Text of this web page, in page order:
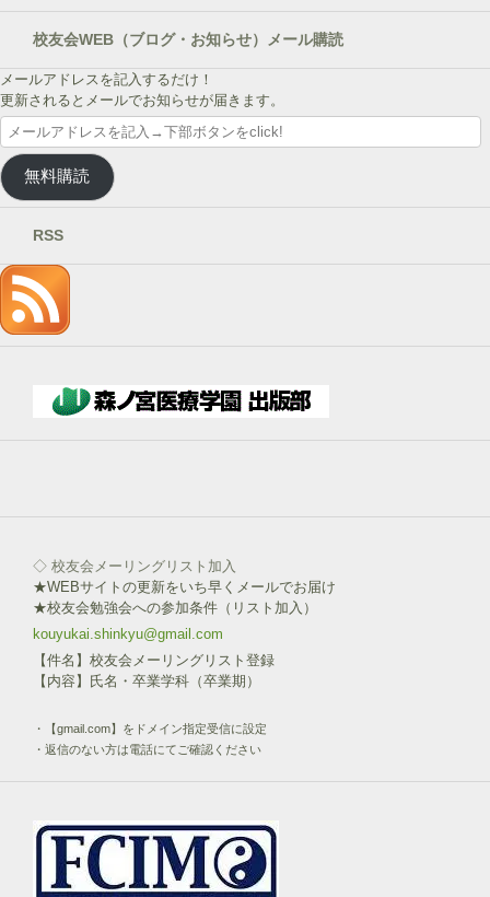
校友会WEB（ブログ・お知らせ）メール購読
メールアドレスを記入するだけ！
更新されるとメールでお知らせが届きます。
メ
ー
ル
ア
ド
を
記
入
→
ン
無料購読
RSS
◇ 校友会メーリングリスト加入
★WEBサイトの更新をいち早くメールでお届け
★校友会勉強会への参加条件（リスト加入）
kouyukai.shinkyu@gmail.com
【件名】校友会メーリングリスト登録
【内容】氏名・卒業学科（卒業期）
・【gmail.com】をドメイン指定受信に設定
・返信のない方は電話にてご確認ください